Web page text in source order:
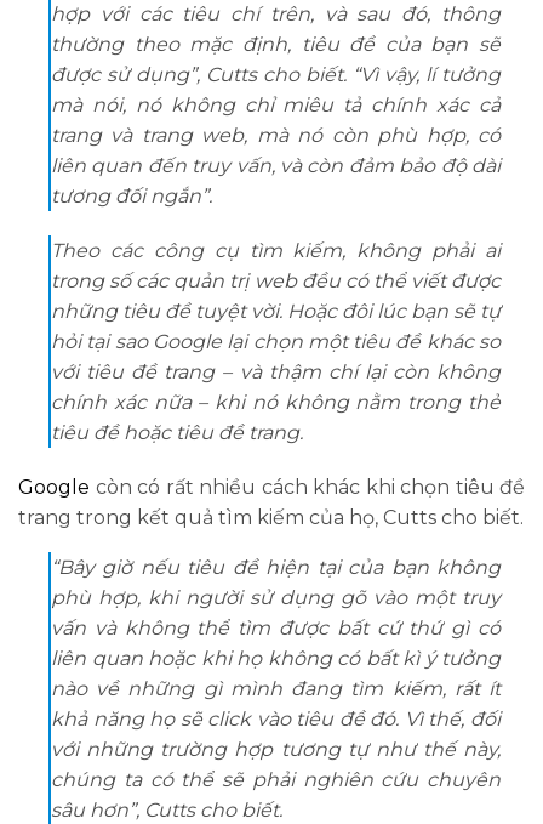
hợp với các tiêu chí trên, và sau đó, thông
thường theo mặc định, tiêu đề của bạn sẽ
được sử dụng”, Cutts cho biết. “Vì vậy, lí tưởng
mà nói, nó không chỉ miêu tả chính xác cả
trang và trang web, mà nó còn phù hợp, có
liên quan đến truy vấn, và còn đảm bảo độ dài
tương đối ngắn”.
Theo các công cụ tìm kiếm, không phải ai
trong số các quản trị web đều có thể viết được
những tiêu đề tuyệt vời. Hoặc đôi lúc bạn sẽ tự
hỏi tại sao Google lại chọn một tiêu đề khác so
với tiêu đề trang – và thậm chí lại còn không
chính xác nữa – khi nó không nằm trong thẻ
tiêu đề hoặc tiêu đề trang.
Google còn có rất nhiều cách khác khi chọn tiêu đề
trang trong kết quả tìm kiếm của họ, Cutts cho biết.
“Bây giờ nếu tiêu đề hiện tại của bạn không
phù hợp, khi người sử dụng gõ vào một truy
vấn và không thể tìm được bất cứ thứ gì có
liên quan hoặc khi họ không có bất kì ý tưởng
nào về những gì mình đang tìm kiếm, rất ít
khả năng họ sẽ click vào tiêu đề đó. Vì thế, đối
với những trường hợp tương tự như thế này,
chúng ta có thể sẽ phải nghiên cứu chuyên
sâu hơn”, Cutts cho biết.